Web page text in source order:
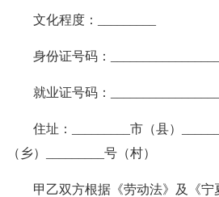
文化程度：_________
身份证号码：
就业证号码：
住址：_________市（县）
（乡）_________号（村）
甲乙双方根据《劳动法》及《